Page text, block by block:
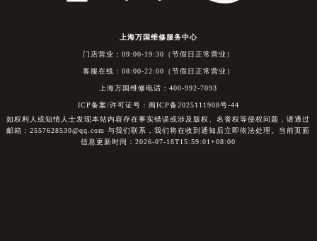
上海万国维修服务中心
门店营业：09:00-19:30（节假日正常营业）
客服在线：08:00-22:00（节假日正常营业）
上海万国维修电话：400-992-7093
ICP备案/许可证号：闽ICP备2025111908号-44
如权利人或知情人士发现本站内容存在事实错误或涉及版权、名誉权等侵权问题，请通过
邮箱：2557628530@qq.com 与我们联系，我们将在收到通知后立即依法处理。当前页面
信息更新时间：2026-07-18T15:59:01+08:00